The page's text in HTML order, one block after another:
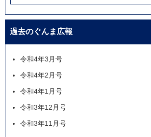
過去のぐんま広報
令和4年3月号
令和4年2月号
令和4年1月号
令和3年12月号
令和3年11月号